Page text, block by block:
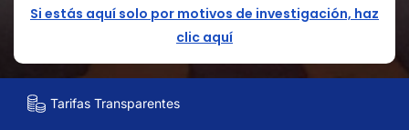
Si estás aquí solo por motivos de investigación, haz
clic aquí
Tarifas Transparentes